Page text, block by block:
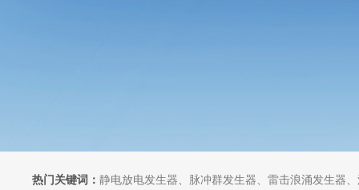
热门关键词： 静电放电发生器、脉冲群发生器、雷击浪涌发生器、汽车干扰模拟器、组